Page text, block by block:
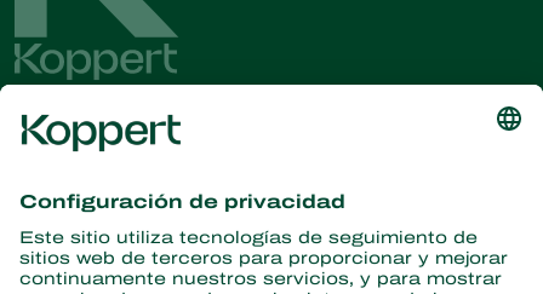
información
Suscríbase aquí